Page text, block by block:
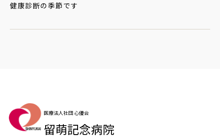
健康診断の季節です
医療法人社団 心優会
留萌記念病院